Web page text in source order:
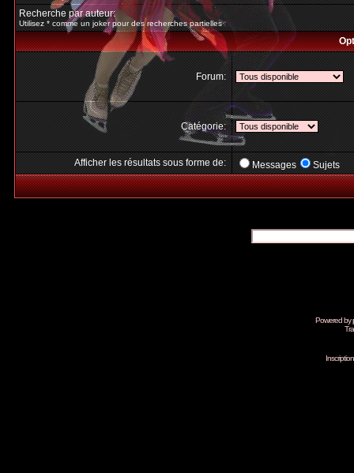
Recherche par auteur:
Utilisez * comme un joker pour des recherches partielles
Forum:
Catégorie:
Afficher les résultats sous forme de: Messages Sujets
Powered by